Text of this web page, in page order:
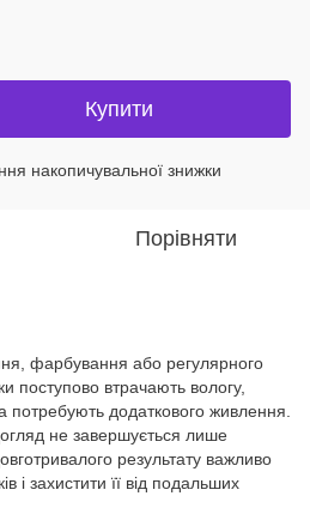
Купити
накопичувальної знижки
Порівняти
фарбування або регулярного
поступово втрачають вологу,
потребують додаткового живлення.
не завершується лише
результату важливо
і захистити її від подальших